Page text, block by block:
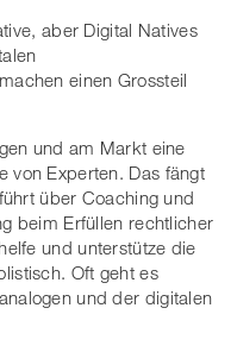
aber Digital Natives
einen Grossteil
und am Markt eine
von Experten. Das fängt
über Coaching und
beim Erfüllen rechtlicher
und unterstütze die
Oft geht es
und der digitalen